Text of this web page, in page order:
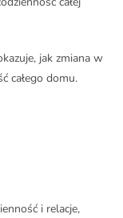
jak zmiana w
całego domu.
i relacje,